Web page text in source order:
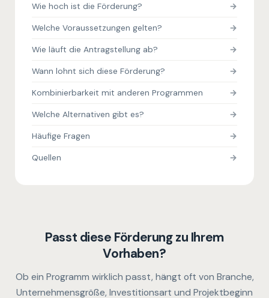
Wie hoch ist die Förderung?
Welche Voraussetzungen gelten?
Wie läuft die Antragstellung ab?
Wann lohnt sich diese Förderung?
Kombinierbarkeit mit anderen Programmen
Welche Alternativen gibt es?
Häufige Fragen
Quellen
Passt diese Förderung zu Ihrem
Vorhaben?
Ob ein Programm wirklich passt, hängt oft von Branche,
Unternehmensgröße, Investitionsart und Projektbeginn